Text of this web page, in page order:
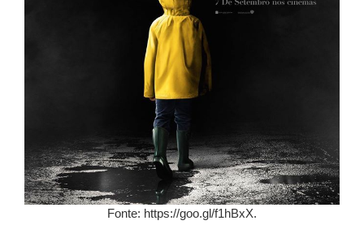
Fonte: https://goo.gl/f1hBxX.